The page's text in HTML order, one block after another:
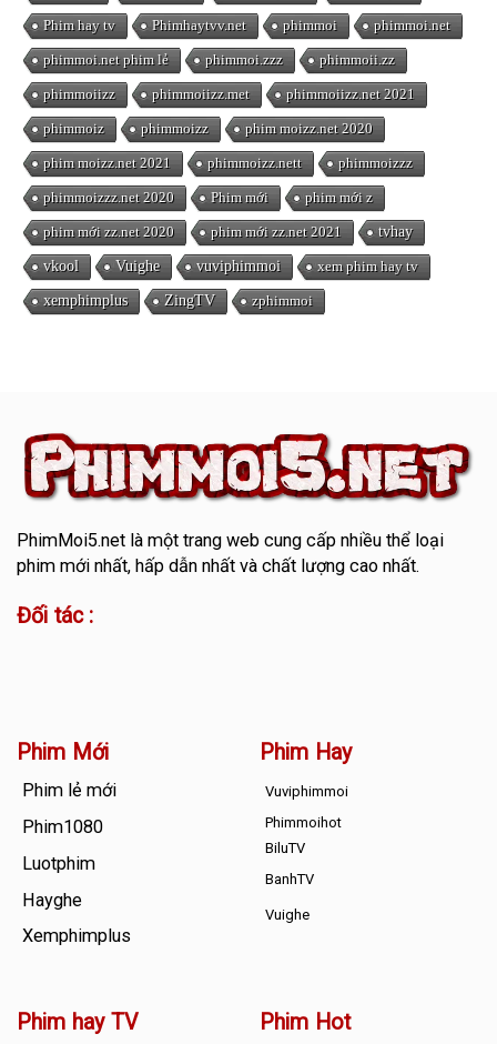
Phim hay tv Phimhaytvv.net phimmoi phimmoi.net
phimmoi.net phim lẻ phimmoi.zzz phimmoii.zz
phimmoiizz phimmoiizz.met phimmoiizz.net 2021
phimmoiz phimmoizz phim moizz.net 2020
phim moizz.net 2021 phimmoizz.nett phimmoizzz
phimmoizzz.net 2020 Phim mới phim mới z
phim mới zz.net 2020 phim mới zz.net 2021 tvhay
vkool Vuighe vuviphimmoi xem phim hay tv
xemphimplus ZingTV zphimmoi
PhimMoi5.netlà một trang web cung cấp nhiều thể loại
phim mới nhất, hấp dẫn nhất và chất lượng cao nhất.
Đối tác :
Phim Mới
Phim lẻ mới
Phim1080
Luotphim
Hayghe
Xemphimplus
Phim Hay
Vuviphimmoi
Phimmoihot
BiluTV
BanhTV
Vuighe
Phim hay TV Phim Hot